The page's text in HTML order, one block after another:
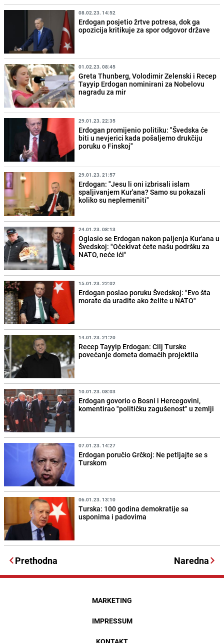
08.02.23. 14:52
Erdogan posjetio žrtve potresa, dok ga
opozicija kritikuje za spor odgovor države
01.02.23. 08:45
Greta Thunberg, Volodimir Zelenski i Recep
Tayyip Erdogan nominirani za Nobelovu
nagradu za mir
29.01.23. 22:35
Erdogan promijenio politiku: "Švedska će
biti u nevjerici kada pošaljemo drukčiju
poruku o Finskoj"
29.01.23. 21:57
Erdogan: "Jesu li oni izbrisali islam
spaljivanjem Kur'ana? Samo su pokazali
koliko su neplemeniti"
24.01.23. 08:13
Oglasio se Erdogan nakon paljenja Kur'ana u
Švedskoj: "Očekivat ćete našu podršku za
NATO, neće ići"
15.01.23. 22:02
Erdogan poslao poruku Švedskoj: "Evo šta
morate da uradite ako želite u NATO"
14.01.23. 21:20
Recep Tayyip Erdogan: Cilj Turske
povećanje dometa domaćih projektila
10.01.23. 08:03
Erdogan govorio o Bosni i Hercegovini,
komentirao "političku zagušenost" u zemlji
07.01.23. 14:27
Erdogan poručio Grčkoj: Ne petljajte se s
Turskom
06.01.23. 13:10
Turska: 100 godina demokratije sa
usponima i padovima
Prethodna Naredna
MARKETING
IMPRESSUM